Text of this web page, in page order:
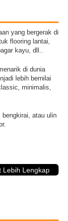
yang bergerak di
flooring lantai,
kayu, dll..
di dunia
lebih bernilai
minimalis,
atau ulin
Lebih Lengkap